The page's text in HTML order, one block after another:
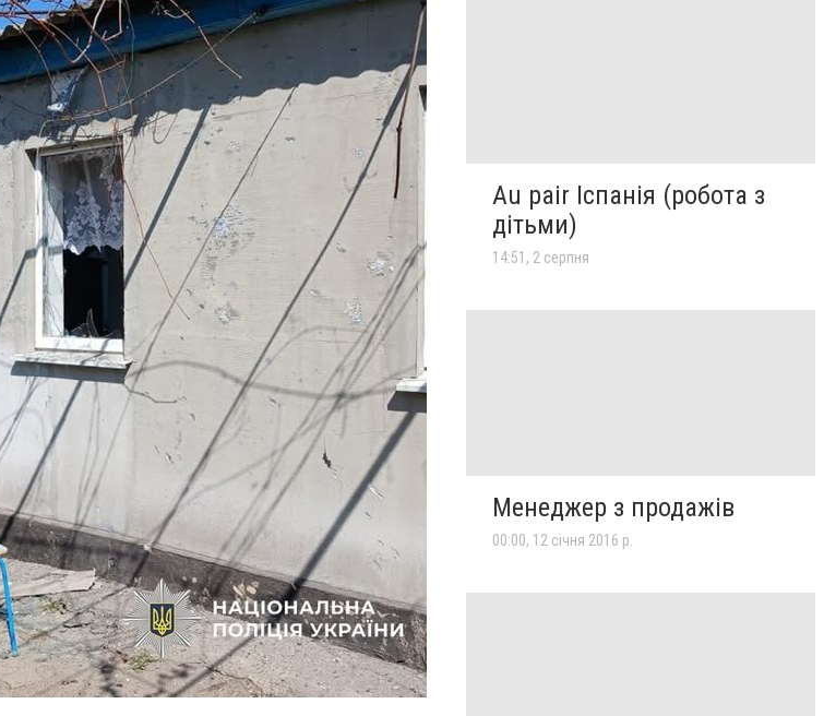
Au pair Іспанія (робота з
дітьми)
14:51, 2 серпня
Менеджер з продажів
00:00, 12 січня 2016 р.